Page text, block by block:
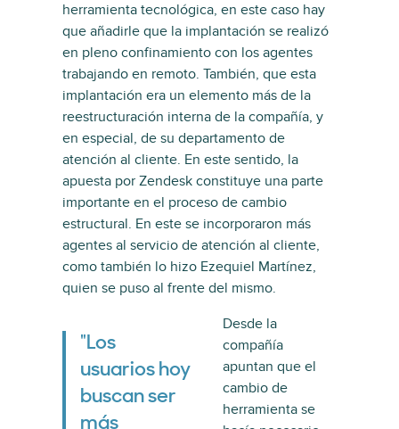
herramienta tecnológica, en este caso hay
que añadirle que la implantación se realizó
en pleno confinamiento con los agentes
trabajando en remoto. También, que esta
implantación era un elemento más de la
reestructuración interna de la compañía, y
en especial, de su departamento de
atención al cliente. En este sentido, la
apuesta por Zendesk constituye una parte
importante en el proceso de cambio
estructural. En este se incorporaron más
agentes al servicio de atención al cliente,
como también lo hizo Ezequiel Martínez,
quien se puso al frente del mismo.
"Los
usuarios hoy
buscan ser
más
Desde la
compañía
apuntan que el
cambio de
herramienta se